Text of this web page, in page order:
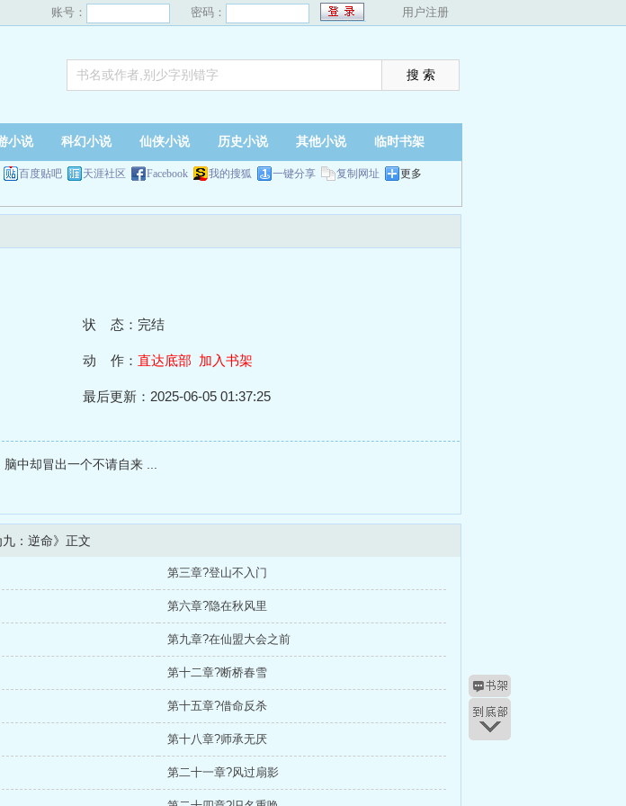
账号： 密码： 用户注册
小说 科幻小说 仙侠小说 历史小说 其他小说 临时书架
百度贴吧 天涯社区 Facebook 我的搜狐 一键分享 复制网址 更多
状 态：完结
动 作： 直达底部 加入书架
最后更新：2025-06-05 01:37:25
中却冒出一个不请自来 ...
九：逆命》正文
第三章?登山不入门
第六章?隐在秋风里
第九章?在仙盟大会之前
第十二章?断桥春雪
第十五章?借命反杀
第十八章?师承无厌
第二十一章?风过扇影